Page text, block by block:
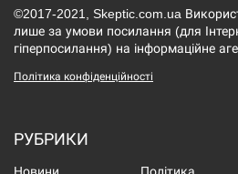
©2017-2021, Skeptic.com.ua
лише за умови посилання (для
гіперпосилання) на інформаційне
Політика конфіденційності
РУБРИКИ